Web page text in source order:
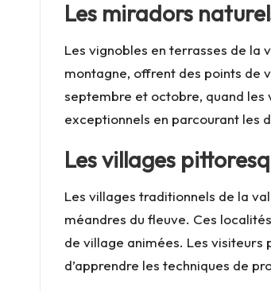
Les miradors
Les vignobles en terrasses de la
montagne, offrent des points de
septembre et octobre, quand les
exceptionnels en parcourant les
Les villages
Les villages traditionnels de la
méandres du fleuve. Ces
de village animées. Les visiteurs
d’apprendre les techniques de